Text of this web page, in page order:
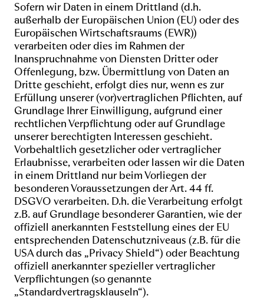
Sofern wir Daten in einem Drittland (d.h.
außerhalb der Europäischen Union (EU) oder des
Europäischen Wirtschaftsraums (EWR))
verarbeiten oder dies im Rahmen der
Inanspruchnahme von Diensten Dritter oder
Offenlegung, bzw. Übermittlung von Daten an
Dritte geschieht, erfolgt dies nur, wenn es zur
Erfüllung unserer (vor)vertraglichen Pflichten, auf
Grundlage Ihrer Einwilligung, aufgrund einer
rechtlichen Verpflichtung oder auf Grundlage
unserer berechtigten Interessen geschieht.
Vorbehaltlich gesetzlicher oder vertraglicher
Erlaubnisse, verarbeiten oder lassen wir die Daten
in einem Drittland nur beim Vorliegen der
besonderen Voraussetzungen der Art. 44 ff.
DSGVO verarbeiten. D.h. die Verarbeitung erfolgt
z.B. auf Grundlage besonderer Garantien, wie der
offiziell anerkannten Feststellung eines der EU
entsprechenden Datenschutzniveaus (z.B. für die
USA durch das „Privacy Shield“) oder Beachtung
offiziell anerkannter spezieller vertraglicher
Verpflichtungen (so genannte
„Standardvertragsklauseln“).